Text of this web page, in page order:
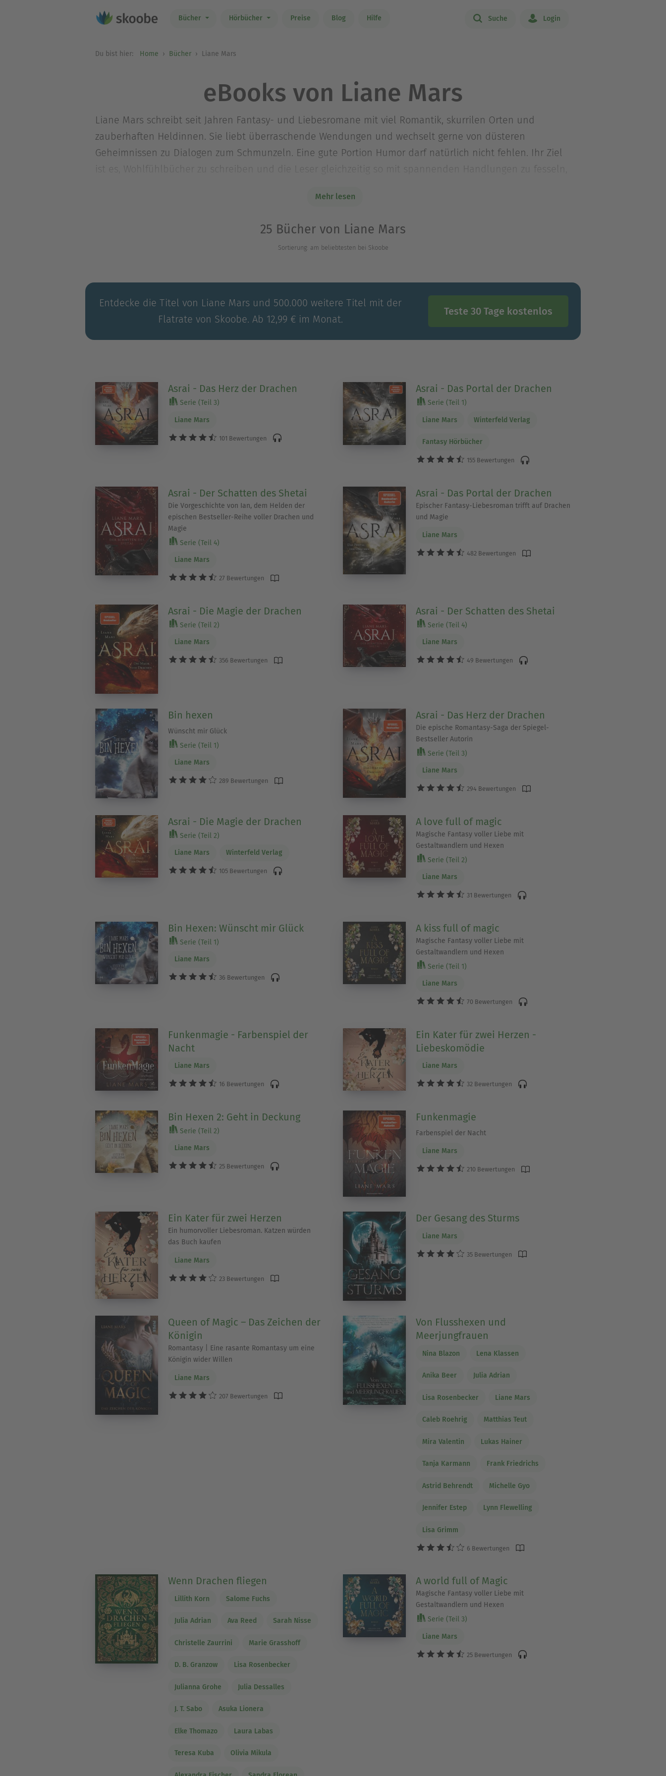
Bücher Hörbücher Preise Blog Hilfe Suche Login
Du bist hier: Home Bücher Liane Mars
eBooks von Liane Mars
Liane Mars schreibt seit Jahren Fantasy- und Liebesromane mit viel Romantik, skurrilen Orten und
zauberhaften Heldinnen. Sie liebt überraschende Wendungen und wechselt gerne von düsteren
Geheimnissen zu Dialogen zum Schmunzeln. Eine gute Portion Humor darf natürlich nicht fehlen. Ihr Ziel
ist es, Wohlfühlbücher zu schreiben und die Leser gleichzeitig so mit spannenden Handlungen zu fesseln,
Sie kommt aus dem Ruhrpott, liebt das Sauerland und natürlich Kaffee. Zusammen mit ihrer Familie und
Mehr lesen
25 Bücher von Liane Mars
Sortierung: am beliebtesten bei Skoobe
Entdecke die Titel von Liane Mars und 500.000 weitere Titel mit der
Flatrate von Skoobe. Ab 12,99 € im Monat.
Teste 30 Tage kostenlos
Asrai - Das Herz der Drachen
Serie (Teil 3)
Liane Mars
101 Bewertungen
Asrai - Das Portal der Drachen
Serie (Teil 1)
Liane Mars Winterfeld Verlag
Fantasy Hörbücher
155 Bewertungen
Asrai - Der Schatten des Shetai
Die Vorgeschichte von Ian, dem Helden der
epischen Bestseller-Reihe voller Drachen und
Magie
Serie (Teil 4)
Liane Mars
27 Bewertungen
Asrai - Das Portal der Drachen
Epischer Fantasy-Liebesroman trifft auf Drachen
und Magie
Liane Mars
482 Bewertungen
Asrai - Die Magie der Drachen
Serie (Teil 2)
Liane Mars
356 Bewertungen
Asrai - Der Schatten des Shetai
Serie (Teil 4)
Liane Mars
49 Bewertungen
Bin hexen
Wünscht mir Glück
Serie (Teil 1)
Liane Mars
289 Bewertungen
Asrai - Das Herz der Drachen
Die epische Romantasy-Saga der Spiegel-
Bestseller Autorin
Serie (Teil 3)
Liane Mars
294 Bewertungen
Asrai - Die Magie der Drachen
Serie (Teil 2)
Liane Mars Winterfeld Verlag
105 Bewertungen
A love full of magic
Magische Fantasy voller Liebe mit
Gestaltwandlern und Hexen
Serie (Teil 2)
Liane Mars
31 Bewertungen
Bin Hexen: Wünscht mir Glück
Serie (Teil 1)
Liane Mars
36 Bewertungen
A kiss full of magic
Magische Fantasy voller Liebe mit
Gestaltwandlern und Hexen
Serie (Teil 1)
Liane Mars
70 Bewertungen
Funkenmagie - Farbenspiel der
Nacht
Liane Mars
16 Bewertungen
Ein Kater für zwei Herzen -
Liebeskomödie
Liane Mars
32 Bewertungen
Bin Hexen 2: Geht in Deckung
Serie (Teil 2)
Liane Mars
25 Bewertungen
Funkenmagie
Farbenspiel der Nacht
Liane Mars
210 Bewertungen
Ein Kater für zwei Herzen
Ein humorvoller Liebesroman. Katzen würden
das Buch kaufen
Liane Mars
23 Bewertungen
Der Gesang des Sturms
Liane Mars
35 Bewertungen
Queen of Magic – Das Zeichen der
Königin
Romantasy | Eine rasante Romantasy um eine
Königin wider Willen
Liane Mars
207 Bewertungen
Von Flusshexen und
Meerjungfrauen
Nina Blazon Lena Klassen
Anika Beer Julia Adrian
Lisa Rosenbecker Liane Mars
Caleb Roehrig Matthias Teut
Mira Valentin Lukas Hainer
Tanja Karmann Frank Friedrichs
Astrid Behrendt Michelle Gyo
Jennifer Estep Lynn Flewelling
Lisa Grimm
6 Bewertungen
Wenn Drachen fliegen
Lillith Korn Salome Fuchs
Julia Adrian Ava Reed Sarah Nisse
Christelle Zaurrini Marie Grasshoff
D. B. Granzow Lisa Rosenbecker
Julianna Grohe Julia Dessalles
J. T. Sabo Asuka Lionera
Elke Thomazo Laura Labas
Teresa Kuba Olivia Mikula
A world full of Magic
Magische Fantasy voller Liebe mit
Gestaltwandlern und Hexen
Serie (Teil 3)
Liane Mars
25 Bewertungen